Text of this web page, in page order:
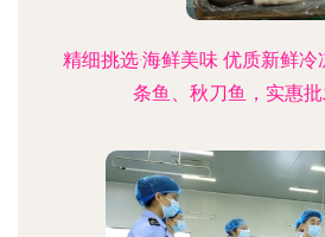
精细挑选·海鲜美味 优质新鲜
条鱼、秋刀鱼，实惠